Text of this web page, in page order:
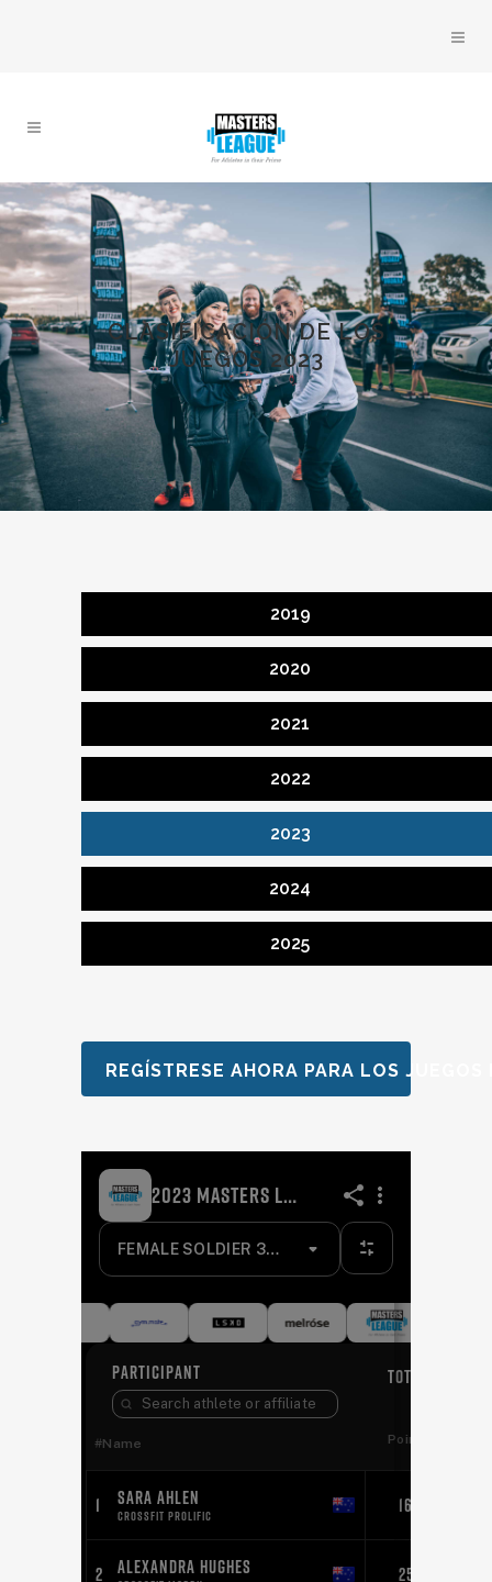
CLASIFICACIÓN DE LOS
JUEGOS 2023
2019
2020
2021
2022
2023
2024
2025
REGÍSTRESE AHORA PARA LOS